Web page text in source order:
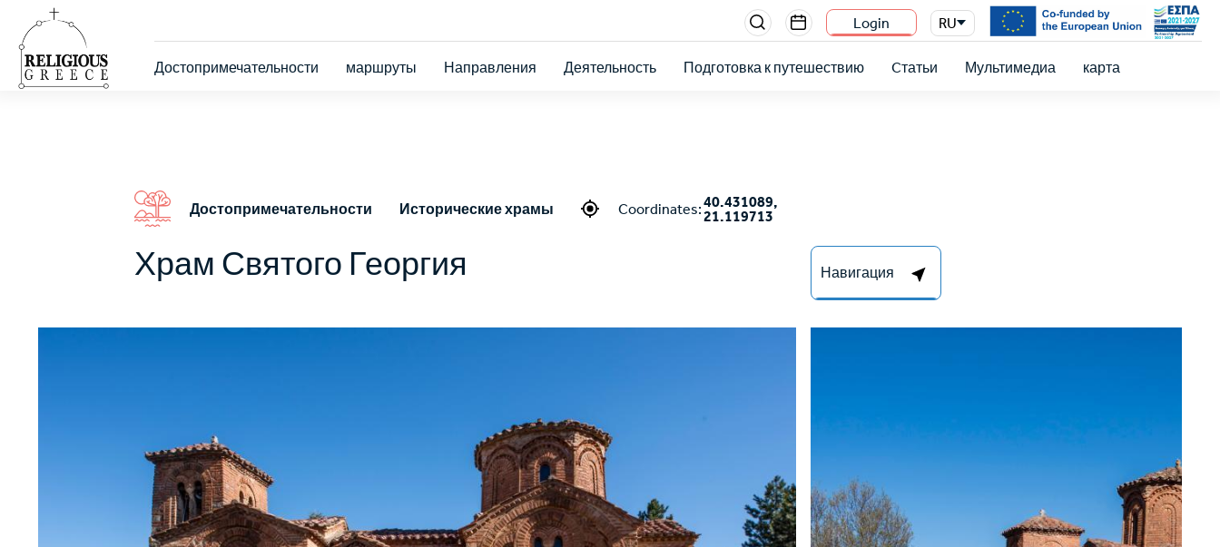
main
content
Menu
section
right
Login RU
Κεντρική
πλοήγηση
Достопримечательности маршруты Направления Деятельность Подготовка к путешествию Cтатьи Мультимедиа карта
Достопримечательности Исторические храмы Coordinates:40.431089,
21.119713
Храм Святого Георгия Навигация